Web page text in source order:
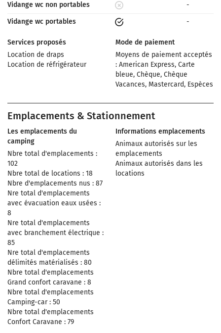
Vidange wc non portables
-
Vidange wc portables
-
Services proposés
Location de draps
Location de réfrigérateur
Mode de paiement
Moyens de paiement acceptés
: American Express, Carte
bleue, Chèque, Chèque
Vacances, Mastercard, Espèces
Emplacements & Stationnement
Les emplacements du
camping
Nbre total d'emplacements :
102
Nbre total de locations : 18
Nbre d'emplacements nus : 87
Nre total d'emplacements
avec évacuation eaux usées :
8
Nre total d'emplacements
avec branchement électrique :
85
Nre total d'emplacements
délimités matérialisés : 80
Nbre total d'emplacements
Grand confort caravane : 8
Nbre total d'emplacements
Camping-car : 50
Nbre total d'emplacements
Confort Caravane : 79
Informations emplacements
Animaux autorisés sur les
emplacements
Animaux autorisés dans les
locations